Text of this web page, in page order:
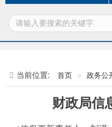
财政局信息
（信息更新责任人：刘潇，联